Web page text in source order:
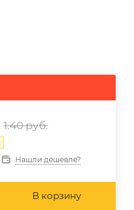
1.40руб.
Нашли дешевле?
В корзину